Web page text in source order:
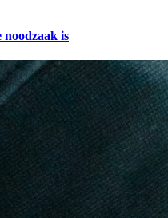
is